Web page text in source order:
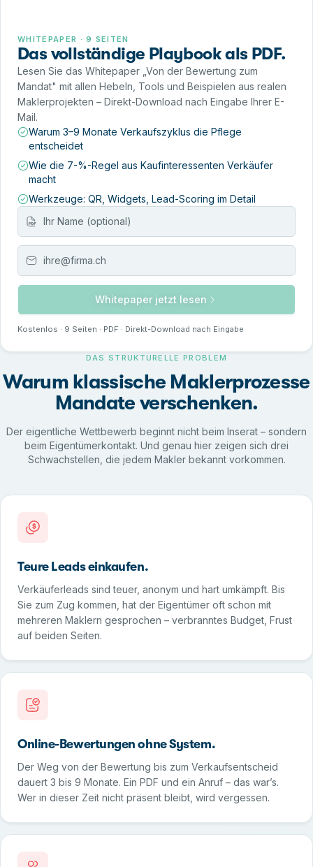
WHITEPAPER · 9 SEITEN
Das vollständige Playbook als PDF.
Lesen Sie das Whitepaper „Von der Bewertung zum
Mandat" mit allen Hebeln, Tools und Beispielen aus realen
Maklerprojekten – Direkt-Download nach Eingabe Ihrer E-
Mail.
Warum 3–9 Monate Verkaufszyklus die Pflege
entscheidet
Wie die 7-%-Regel aus Kaufinteressenten Verkäufer
macht
Werkzeuge: QR, Widgets, Lead-Scoring im Detail
Name (optional)
E-Mail-Adresse
Whitepaper jetzt lesen
Kostenlos · 9 Seiten · PDF · Direkt-Download nach Eingabe
DAS STRUKTURELLE PROBLEM
Warum klassische Maklerprozesse
Mandate verschenken.
Der eigentliche Wettbewerb beginnt nicht beim Inserat – sondern
beim Eigentümerkontakt. Und genau hier zeigen sich drei
Schwachstellen, die jedem Makler bekannt vorkommen.
Teure Leads einkaufen.
Verkäuferleads sind teuer, anonym und hart umkämpft. Bis
Sie zum Zug kommen, hat der Eigentümer oft schon mit
mehreren Maklern gesprochen – verbranntes Budget, Frust
auf beiden Seiten.
Online-Bewertungen ohne System.
Der Weg von der Bewertung bis zum Verkaufsentscheid
dauert 3 bis 9 Monate. Ein PDF und ein Anruf – das war’s.
Wer in dieser Zeit nicht präsent bleibt, wird vergessen.